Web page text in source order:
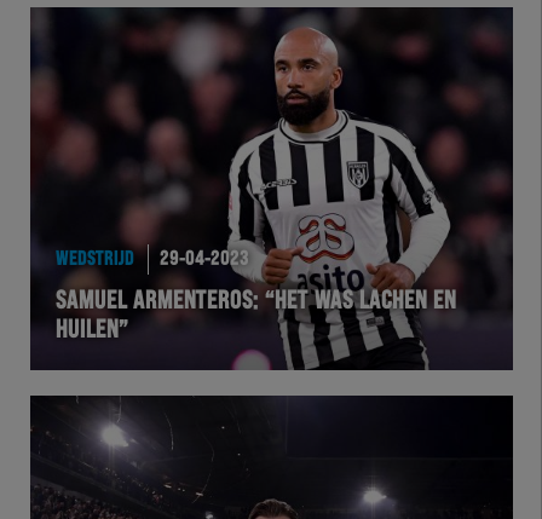
WEDSTRIJD 29-04-2023
SAMUEL ARMENTEROS: “HET WAS LACHEN EN
HUILEN”